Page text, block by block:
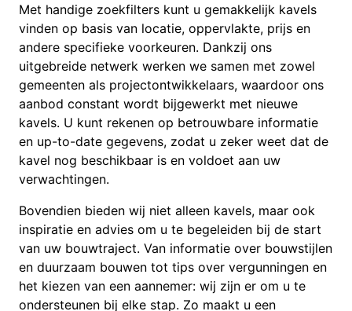
Met handige zoekfilters kunt u gemakkelijk kavels
vinden op basis van locatie, oppervlakte, prijs en
andere specifieke voorkeuren. Dankzij ons
uitgebreide netwerk werken we samen met zowel
gemeenten als projectontwikkelaars, waardoor ons
aanbod constant wordt bijgewerkt met nieuwe
kavels. U kunt rekenen op betrouwbare informatie
en up-to-date gegevens, zodat u zeker weet dat de
kavel nog beschikbaar is en voldoet aan uw
verwachtingen.
Bovendien bieden wij niet alleen kavels, maar ook
inspiratie en advies om u te begeleiden bij de start
van uw bouwtraject. Van informatie over bouwstijlen
en duurzaam bouwen tot tips over vergunningen en
het kiezen van een aannemer: wij zijn er om u te
ondersteunen bij elke stap. Zo maakt u een